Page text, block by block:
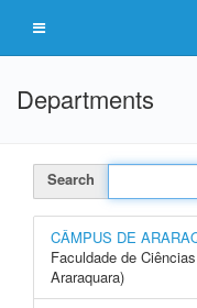
Departments
Search
CÂMPUS DE
Faculdade de
Araraquara)